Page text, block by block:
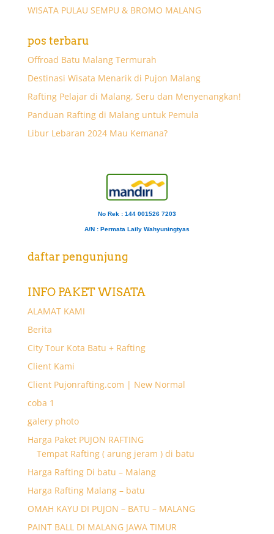
WISATA PULAU SEMPU & BROMO MALANG
pos terbaru
Offroad Batu Malang Termurah
Destinasi Wisata Menarik di Pujon Malang
Rafting Pelajar di Malang, Seru dan Menyenangkan!
Panduan Rafting di Malang untuk Pemula
Libur Lebaran 2024 Mau Kemana?
No Rek : 144 001526 7203
A/N : Permata Laily Wahyuningtyas
daftar pengunjung
INFO PAKET WISATA
ALAMAT KAMI
Berita
City Tour Kota Batu + Rafting
Client Kami
Client Pujonrafting.com | New Normal
coba 1
galery photo
Harga Paket PUJON RAFTING
Tempat Rafting ( arung jeram ) di batu
Harga Rafting Di batu – Malang
Harga Rafting Malang – batu
OMAH KAYU DI PUJON – BATU – MALANG
PAINT BALL DI MALANG JAWA TIMUR